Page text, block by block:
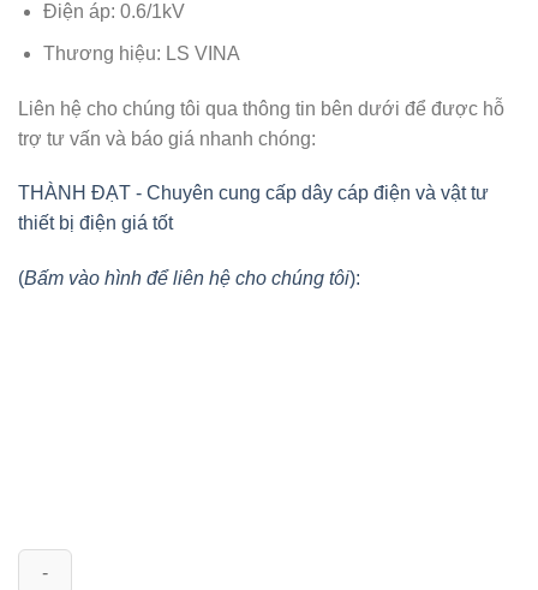
Điện áp: 0.6/1kV
Thương hiệu: LS VINA
Liên hệ cho chúng tôi qua thông tin bên dưới để được hỗ
trợ tư vấn và báo giá nhanh chóng:
THÀNH ĐẠT - Chuyên cung cấp dây cáp điện và vật tư
thiết bị điện giá tốt
(Bấm vào hình để liên hệ cho chúng tôi):